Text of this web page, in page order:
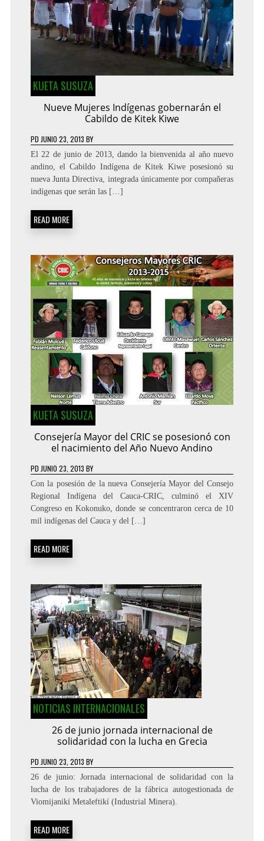
KUETA SUSUZA
Nueve Mujeres Indígenas gobernarán el
Cabildo de Kitek Kiwe
PD JUNIO 23, 2013 BY
El 22 de junio de 2013, dando la bienvenida al año nuevo
andino, el Cabildo Indígena de Kitek Kiwe posesionó su
nueva Junta Directiva, integrada únicamente por compañeras
indígenas que serán las […]
READ MORE
KUETA SUSUZA
Consejería Mayor del CRIC se posesionó con
el nacimiento del Año Nuevo Andino
PD JUNIO 23, 2013 BY
Con la posesión de la nueva Consejería Mayor del Consejo
Regional Indígena del Cauca-CRIC, culminó el XIV
Congreso en Kokonuko, donde se concentraron cerca de 10
mil indígenas del Cauca y del […]
READ MORE
NOTICIAS INTERNACIONALES
26 de junio jornada internacional de
solidaridad con la lucha en Grecia
PD JUNIO 23, 2013 BY
26 de junio: Jornada internacional de solidaridad con la
lucha de los trabajadores de la fábrica autogestionada de
Viomijanikí Metaleftikí (Industrial Minera).
READ MORE